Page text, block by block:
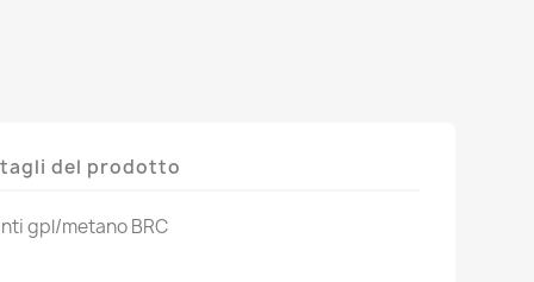
del prodotto
gpl/metano BRC